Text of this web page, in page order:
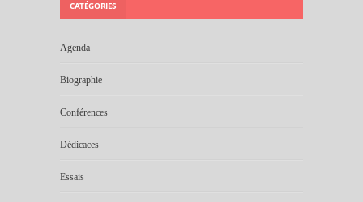
CATÉGORIES
Agenda
Biographie
Conférences
Dédicaces
Essais